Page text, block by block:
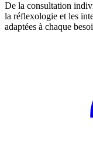
De la consultation
la réflexologie et les
adaptées à chaque